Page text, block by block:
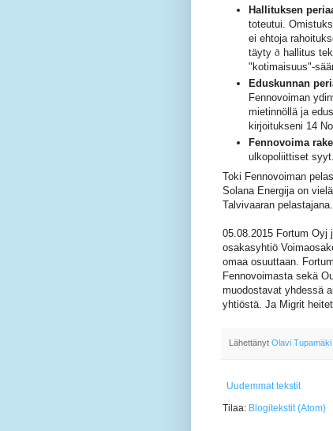
Hallituksen
toteutui.
ei ehtoja
täyty ð hallitus
"kotimaisuus"-
Eduskunnan
Fennovoiman
mietinnöllä ja
kirjoitukseni 14
Fennovoima
ulkopoliittiset syyt.
Toki Fennovoiman
Solana Energija on
Talvivaaran pelastajana.
05.08.2015 Fortum
osakasyhtiö
omaa osuuttaan.
Fennovoimasta sekä
muodostavat yhdessä
yhtiöstä. Ja Migrit
Lähettänyt Olavi Tupamäki
Uudemmat tekstit
Tilaa: Blogitekstit (Atom)